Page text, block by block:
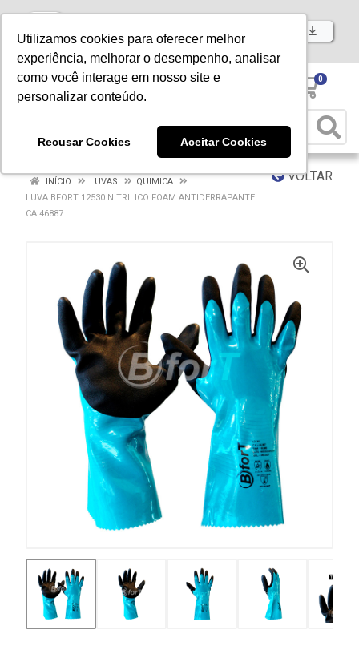
Utilizamos cookies para oferecer melhor
experiência, melhorar o desempenho, analisar
como você interage em nosso site e
personalizar conteúdo.
Recusar Cookies Aceitar Cookies
Baixe já nosso APP
0
VOLTAR
INÍCIO LUVAS
QUIMICA
LUVA BFORT 12530 NITRILICO FOAM ANTIDERRAPANTE
CA 46887